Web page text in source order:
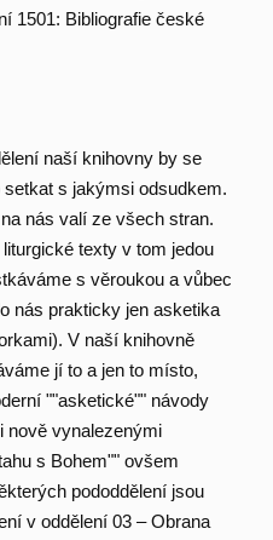
1501: Bibliografie české
naší knihovny by se
s jakýmsi odsudkem.
nás valí ze všech stran.
texty v tom jedou
s věroukou a vůbec
nás prakticky jen asketika
V naší knihovně
jí to a jen to místo,
""asketické"" návody
nově vynalezenými
s Bohem"" ovšem
pododdělení jsou
v oddělení 03 – Obrana